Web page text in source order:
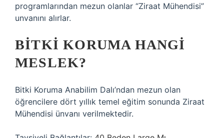
programlarından mezun olanlar “Ziraat Mühendisi”
unvanını alırlar.
BITKI KORUMA HANGI
MESLEK?
Bitki Koruma Anabilim Dalı’ndan mezun olan
öğrencilere dört yıllık temel eğitim sonunda Ziraat
Mühendisi ünvanı verilmektedir.